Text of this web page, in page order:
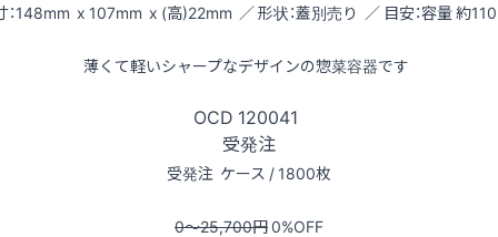
：148mm x 107mm x (高)22mm ／ 形状：蓋別売り ／ 目安：容量 約
薄くて軽いシャープなデザインの惣菜容器です
OCD 120041
受発注
受発注 ケース / 1800枚
0〜25,700円0%OFF